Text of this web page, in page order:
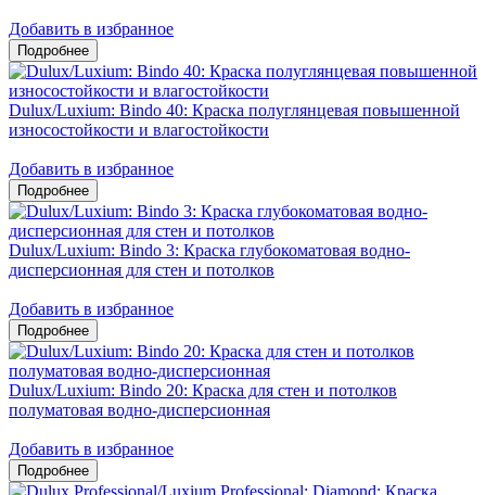
Добавить в избранное
Dulux/Luxium: Bindo 40: Краска полуглянцевая повышенной
износостойкости и влагостойкости
Добавить в избранное
Dulux/Luxium: Bindo 3: Краска глубокоматовая водно-
дисперсионная для стен и потолков
Добавить в избранное
Dulux/Luxium: Bindo 20: Краска для стен и потолков
полуматовая водно-дисперсионная
Добавить в избранное